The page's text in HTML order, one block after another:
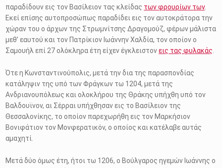
παραδίδουν εις τον Βασίλειον τας κλείδας των φρουρίων των.
Εκεί επίσης αυτοπροσώπως παραδίδει εις τον αυτοκράτορα την
χώραν του ο άρχων της Στρωμνίτσης Δραγομούζ, φέρων μάλιστα
μεθ’ εαυτού και τον Πατρίκιον Ιωάννην Χαλδία, τον οποίον ο
Σαμουήλ επί 27 ολόκληρα έτη είχεν έγκλειστονεις τας φυλακάς.
Ότε η Κωνσταντινούπολις, μετά την δια της παρασπονδίας
κατάληψιν της υπό των Φράγκων τω 1204, μετά της
Ανδριανουπόλεως και ολοκλήρου της Θράκης υπήχθη υπό τον
Βαλδουϊνον, αι Σέρραι υπήχθησαν εις το Βασίλειον της
Θεσσαλονίκης, το οποίον παρεχωρήθη εις τον Μαρκήσιον
Βονιφάτιον τον Μονφερατικόν, ο οποίος και κατέλαβε αυτάς
αμαχητί.
Μετά δύο όμως έτη, ήτοι τω 1206, ο Βούλγαρος ηγεμών Ιωάννης ο